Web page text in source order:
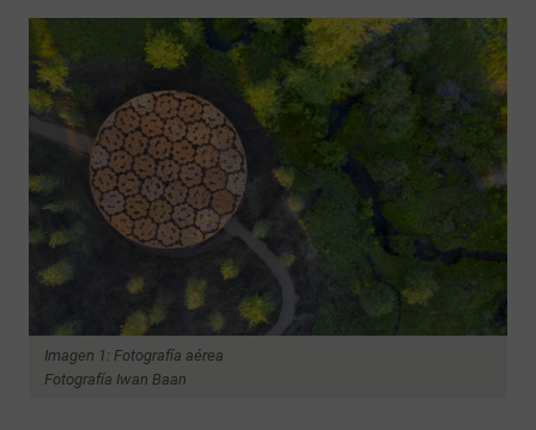
Imagen 1: Fotografía aérea
Fotografía Iwan Baan